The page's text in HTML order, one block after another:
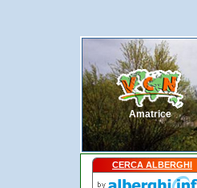
Amatrice
CERCA ALBERGHI